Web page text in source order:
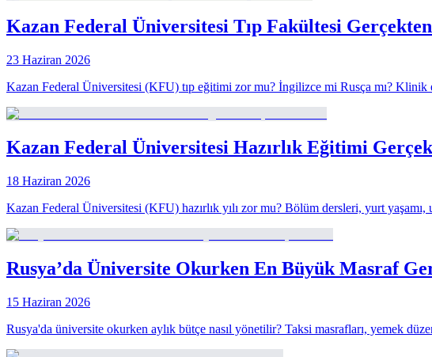
Kazan Federal Üniversitesi Tıp Fakültesi Gerçekten
23 Haziran 2026
Kazan Federal Üniversitesi (KFU) tıp eğitimi zor mu? İngilizce mi Rusça mı?
Kazan Federal Üniversitesi Hazırlık Eğitimi
18 Haziran 2026
Kazan Federal Üniversitesi (KFU) hazırlık yılı zor mu? Bölüm dersleri, yurt
Rusya’da Üniversite Okurken En Büyük Masraf
15 Haziran 2026
Rusya'da üniversite okurken aylık bütçe nasıl yönetilir? Taksi masrafları, yemek